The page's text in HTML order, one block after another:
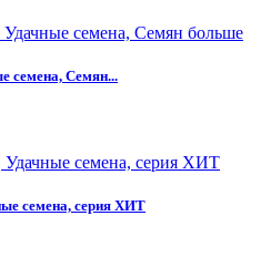
семена, Семян...
семена, серия ХИТ